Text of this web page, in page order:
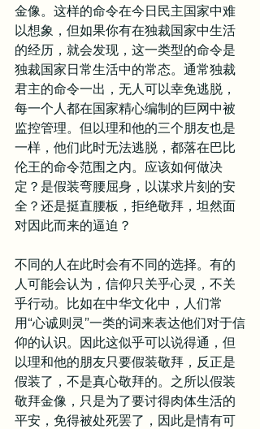
金像。这样的命令在今日民主国家中难
以想象，但如果你有在独裁国家中生活
的经历，就会发现，这一类型的命令是
独裁国家日常生活中的常态。通常独裁
君主的命令一出，无人可以幸免逃脱，
每一个人都在国家精心编制的巨网中被
监控管理。但以理和他的三个朋友也是
一样，他们此时无法逃脱，都落在巴比
伦王的命令范围之内。应该如何做决
定？是假装弯腰屈身，以谋求片刻的安
全？还是挺直腰板，拒绝敬拜，坦然面
对因此而来的逼迫？
不同的人在此时会有不同的选择。有的
人可能会认为，信仰只关乎心灵，不关
乎行动。比如在中华文化中，人们常
用“心诚则灵”一类的词来表达他们对于信
仰的认识。因此这似乎可以说得通，但
以理和他的朋友只要假装敬拜，反正是
假装了，不是真心敬拜的。之所以假装
敬拜金像，只是为了要讨得肉体生活的
平安，免得被处死罢了，因此是情有可